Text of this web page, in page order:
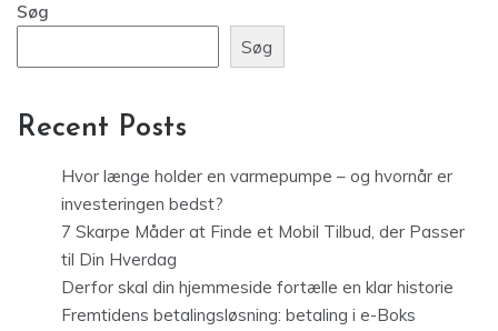
Søg
Søg
Recent Posts
Hvor længe holder en varmepumpe – og hvornår er
investeringen bedst?
7 Skarpe Måder at Finde et Mobil Tilbud, der Passer
til Din Hverdag
Derfor skal din hjemmeside fortælle en klar historie
Fremtidens betalingsløsning: betaling i e-Boks